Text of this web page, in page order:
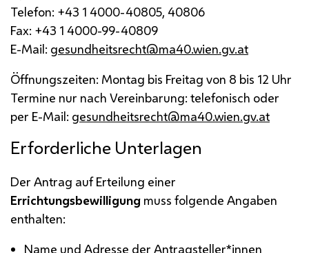
Telefon: +43 1 4000-40805, 40806
Fax: +43 1 4000-99-40809
E-Mail: gesundheitsrecht@ma40.wien.gv.at
Öffnungszeiten: Montag bis Freitag von 8 bis 12 Uhr
Termine nur nach Vereinbarung: telefonisch oder
per E-Mail: gesundheitsrecht@ma40.wien.gv.at
Erforderliche Unterlagen
Der Antrag auf Erteilung einer
Errichtungsbewilligung muss folgende Angaben
enthalten:
Name und Adresse der Antragsteller*innen